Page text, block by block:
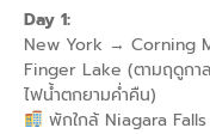
Day 1:
New York → Corning
Finger Lake (ตามฤดูก
ไฟน้ำตกยามค่ำคืน)
พักใกล้ Niagara Falls